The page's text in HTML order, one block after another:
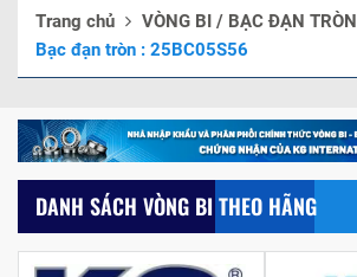
Trang chủ VÒNG BI / BẠC ĐẠN TRÒN
Bạc đạn tròn : 25BC05S56
DANH SÁCH VÒNG BI THEO HÃNG